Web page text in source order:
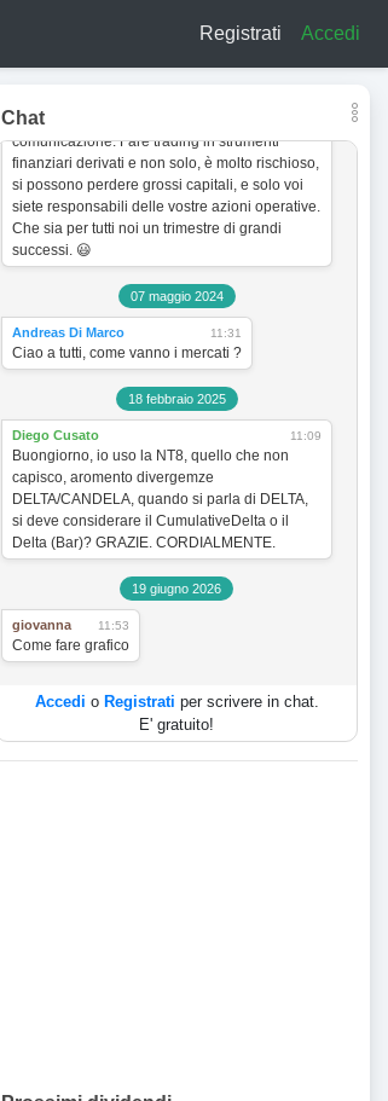
Registrati Accedi
Chat
In quanto tale non vogliono incentivare in
cambiamento senza obbligo di preventiva
comunicazione. Fare trading in strumenti
finanziari derivati e non solo, è molto rischioso,
si possono perdere grossi capitali, e solo voi
siete responsabili delle vostre azioni operative.
Che sia per tutti noi un trimestre di grandi
successi. 😃
07 maggio 2024
Andreas Di Marco 11:31
Ciao a tutti, come vanno i mercati ?
18 febbraio 2025
Diego Cusato 11:09
Buongiorno, io uso la NT8, quello che non
capisco, aromento divergemze
DELTA/CANDELA, quando si parla di DELTA,
si deve considerare il CumulativeDelta o il
Delta (Bar)? GRAZIE. CORDIALMENTE.
19 giugno 2026
giovanna 11:53
Come fare grafico
Accedi o Registrati per scrivere in chat.
E' gratuito!